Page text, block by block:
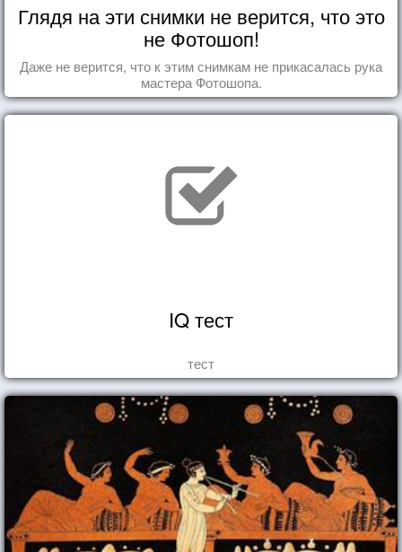
Глядя на эти снимки не верится, что это
не Фотошоп!
Даже не верится, что к этим снимкам не прикасалась рука
мастера Фотошопа.
IQ тест
тест